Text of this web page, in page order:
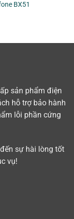
BX51
sản phẩm điện
hỗ trợ bảo hành
lỗi phần cứng
sự hài lòng tốt
vụ!